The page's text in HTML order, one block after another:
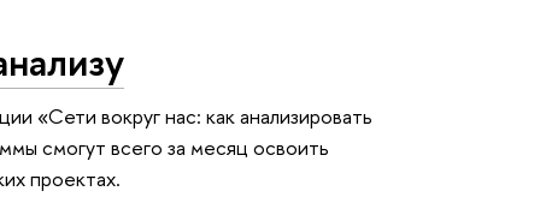
«Сети вокруг нас: как анализировать
смогут всего за месяц освоить
проектах.